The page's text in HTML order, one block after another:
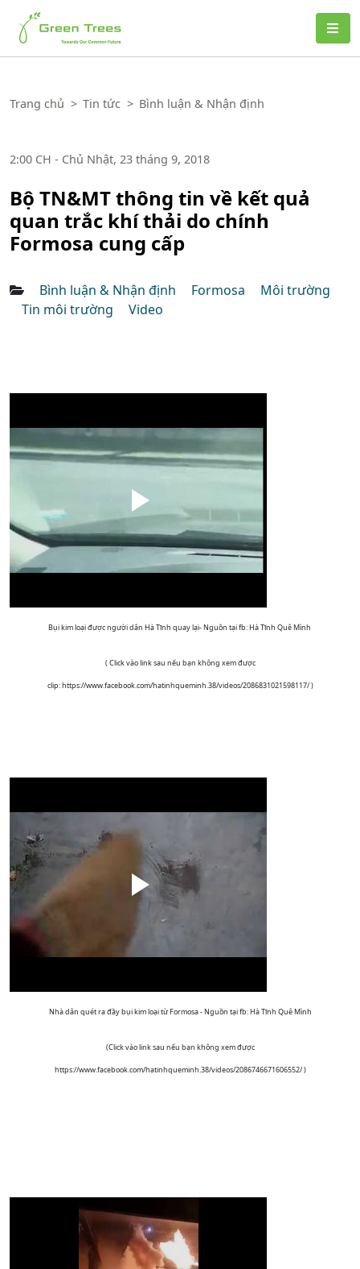
Green Trees
Trang chủ > Tin tức > Bình luận & Nhận định
2:00 CH - Chủ Nhật, 23 tháng 9, 2018
Bộ TN&MT thông tin về kết quả
quan trắc khí thải do chính
Formosa cung cấp
Bình luận & Nhận định Formosa
Môi trường
Tin môi trường
Video
Bụi kim loại được người dân Hà Tĩnh quay lại- Nguồn tại fb: Hà Tĩnh Quê Mình
( Click vào link sau nếu bạn không xem được
clip:https://www.facebook.com/hatinhqueminh.38/videos/2086831021598117/ )
Nhà dân quét ra đầy bụi kim loại từ Formosa - Nguồn tại fb: Hà Tĩnh Quê Mình
(Click vào link sau nếu bạn không xem được
https://www.facebook.com/hatinhqueminh.38/videos/2086746671606552/ )